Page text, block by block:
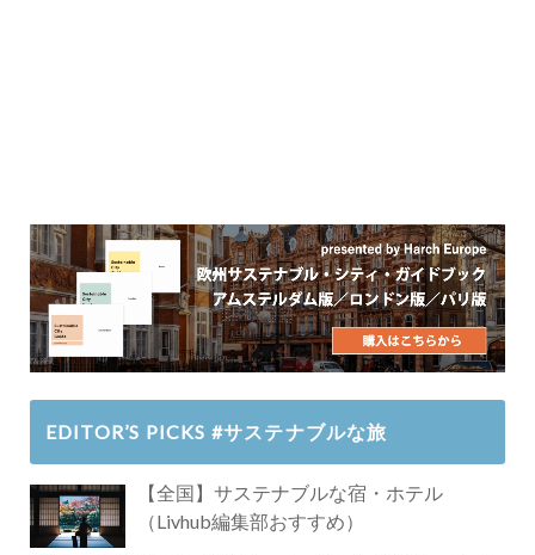
EDITOR’S PICKS #サステナブルな旅
【全国】サステナブルな宿・ホテル
（Livhub編集部おすすめ）